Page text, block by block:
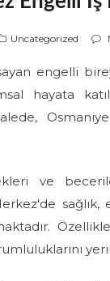
Uncategorized
engelli
hayata
ve